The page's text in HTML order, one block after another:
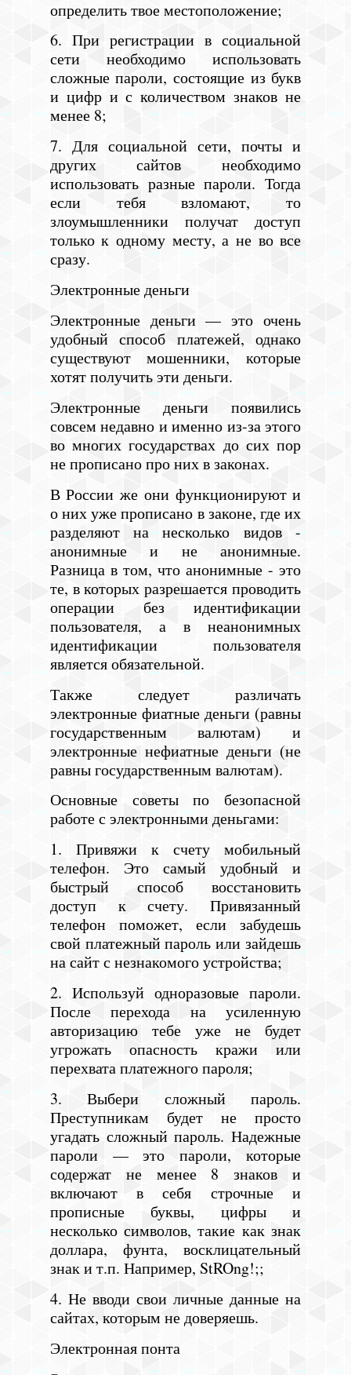
определить твое местоположение;
6. При регистрации в социальной
сети необходимо использовать
сложные пароли, состоящие из букв
и цифр и с количеством знаков не
менее 8;
7. Для социальной сети, почты и
других сайтов необходимо
использовать разные пароли. Тогда
если тебя взломают, то
злоумышленники получат доступ
только к одному месту, а не во все
сразу.
Электронные деньги
Электронные деньги — это очень
удобный способ платежей, однако
существуют мошенники, которые
хотят получить эти деньги.
Электронные деньги появились
совсем недавно и именно из-за этого
во многих государствах до сих пор
не прописано про них в законах.
В России же они функционируют и
о них уже прописано в законе, где их
разделяют на несколько видов -
анонимные и не анонимные.
Разница в том, что анонимные - это
те, в которых разрешается проводить
операции без идентификации
пользователя, а в неанонимных
идентификации пользователя
является обязательной.
Также следует различать
электронные фиатные деньги (равны
государственным валютам) и
электронные нефиатные деньги (не
равны государственным валютам).
Основные советы по безопасной
работе с электронными деньгами:
1. Привяжи к счету мобильный
телефон. Это самый удобный и
быстрый способ восстановить
доступ к счету. Привязанный
телефон поможет, если забудешь
свой платежный пароль или зайдешь
на сайт с незнакомого устройства;
2. Используй одноразовые пароли.
После перехода на усиленную
авторизацию тебе уже не будет
угрожать опасность кражи или
перехвата платежного пароля;
3. Выбери сложный пароль.
Преступникам будет не просто
угадать сложный пароль. Надежные
пароли — это пароли, которые
содержат не менее 8 знаков и
включают в себя строчные и
прописные буквы, цифры и
несколько символов, такие как знак
доллара, фунта, восклицательный
знак и т.п. Например, StROng!;;
4. Не вводи свои личные данные на
сайтах, которым не доверяешь.
Электронная понта